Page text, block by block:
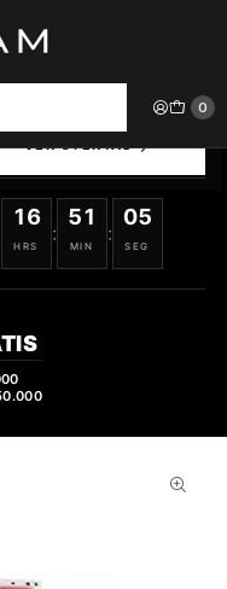
0
100 ml
SELECCIONADOS
16
HRS
:
51
MIN
:
04
SEG